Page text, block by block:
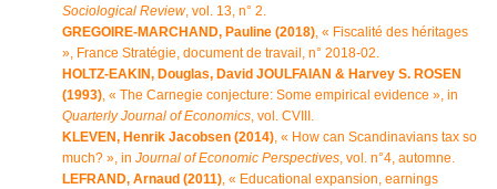
Sociological Review, vol. 13, n° 2.
GREGOIRE-MARCHAND, Pauline (2018), « Fiscalité des héritages
», France Stratégie, document de travail, n° 2018-02.
HOLTZ-EAKIN, Douglas, David JOULFAIAN & Harvey S. ROSEN
(1993), « The Carnegie conjecture: Some empirical evidence », in
Quarterly Journal of Economics, vol. CVIII.
KLEVEN, Henrik Jacobsen (2014), « How can Scandinavians tax so
much? », in Journal of Economic Perspectives, vol. n°4, automne.
LEFRAND, Arnaud (2011), « Educational expansion, earnings